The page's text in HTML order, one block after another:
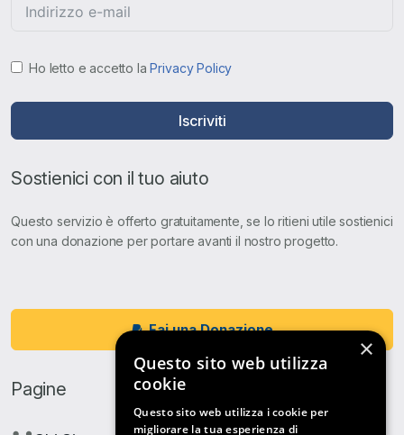
Ho letto e accetto laPrivacy Policy
Iscriviti
Sostienici con il tuo aiuto
Questo servizio è offerto gratuitamente, se lo ritieni utile sostienici
con una donazione per portare avanti il nostro progetto.
Fai una Donazione
Pagine
×
Questo sito web utilizza
cookie
Questo sito web utilizza i cookie per
migliorare la tua esperienza di